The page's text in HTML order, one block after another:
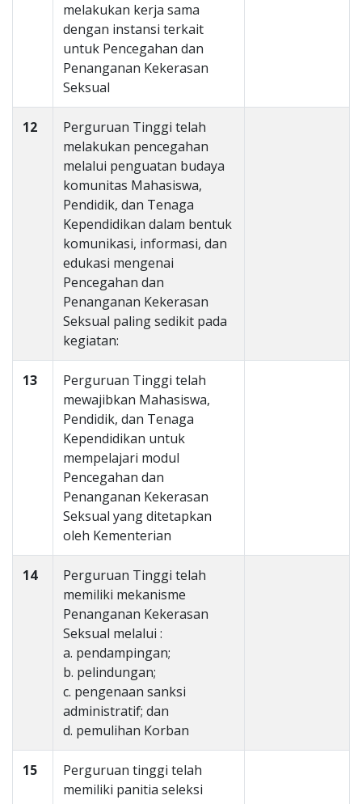
melakukan kerja sama
dengan instansi terkait
untuk Pencegahan dan
Penanganan Kekerasan
Seksual
12
Perguruan Tinggi telah
melakukan pencegahan
melalui penguatan budaya
komunitas Mahasiswa,
Pendidik, dan Tenaga
Kependidikan dalam bentuk
komunikasi, informasi, dan
edukasi mengenai
Pencegahan dan
Penanganan Kekerasan
Seksual paling sedikit pada
kegiatan:
13
Perguruan Tinggi telah
mewajibkan Mahasiswa,
Pendidik, dan Tenaga
Kependidikan untuk
mempelajari modul
Pencegahan dan
Penanganan Kekerasan
Seksual yang ditetapkan
oleh Kementerian
14
Perguruan Tinggi telah
memiliki mekanisme
Penanganan Kekerasan
Seksual melalui :
a. pendampingan;
b. pelindungan;
c. pengenaan sanksi
administratif; dan
d. pemulihan Korban
15
Perguruan tinggi telah
memiliki panitia seleksi